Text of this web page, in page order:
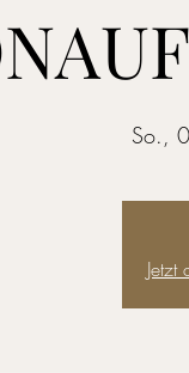
So.,
Jetzt